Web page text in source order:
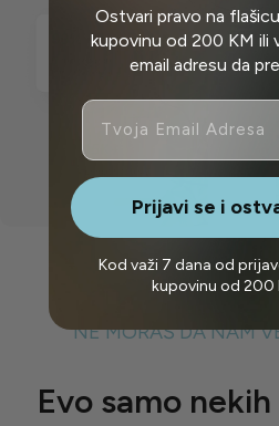
NE MORAŠ DA NAM
Evo samo
Ostvari pravo na
kupovinu od 200 KM ili
email adresu da
Email
Prijavi se i
Kod važi 7 dana od
kupovinu od 200